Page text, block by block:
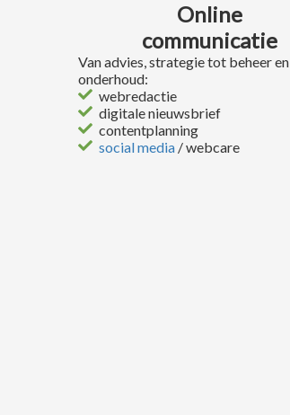
Online
communicatie
Van advies, strategie tot beheer en
onderhoud:
webredactie
digitale nieuwsbrief
contentplanning
social media / webcare